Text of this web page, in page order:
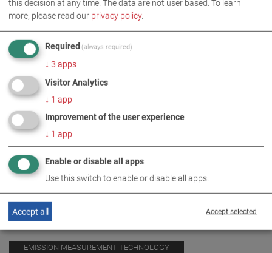
IMAGES AS ZIP DOWNLOAD
EMISSION MEASUREMENT TECHNOLOGY
this decision at any time. The data are not user based. To learn
more, please read our privacy policy.
Required (always required)
↓ 3 apps
Visitor Analytics
↓ 1 app
Improvement of the user experience
↓ 1 app
Enable or disable all apps
Use this switch to enable or disable all apps.
Accept selected
Accept all